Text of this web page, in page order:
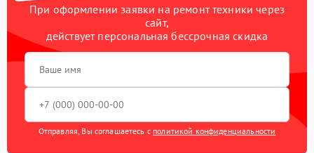
При оформлении заявки на ремонт техники через
сайт,
действует персональная бессрочная скидка
Отправляя, Вы соглашаетесь с политикой конфиденциальности